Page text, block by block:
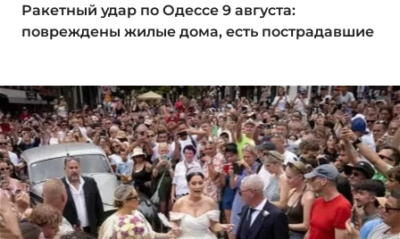
Ракетный удар по Одессе 9 августа:
повреждены жилые дома, есть пострадавшие